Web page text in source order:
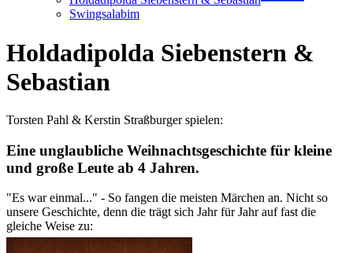
Swingsalabim
Holdadipolda Siebenstern &
Sebastian
Torsten Pahl & Kerstin Straßburger spielen:
Eine unglaubliche Weihnachtsgeschichte für kleine
und große Leute ab 4 Jahren.
"Es war einmal..." - So fangen die meisten Märchen an. Nicht so
unsere Geschichte, denn die trägt sich Jahr für Jahr auf fast die
gleiche Weise zu: